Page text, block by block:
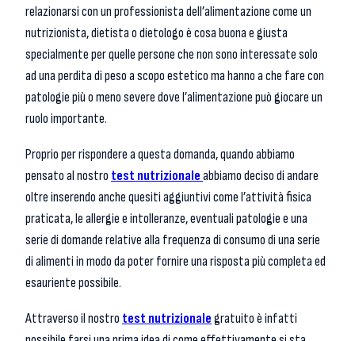
relazionarsi con un professionista dell’alimentazione come un
nutrizionista, dietista o dietologo è cosa buona e giusta
specialmente per quelle persone che non sono interessate solo
ad una perdita di peso a scopo estetico ma hanno a che fare con
patologie più o meno severe dove l’alimentazione può giocare un
ruolo importante.
Proprio per rispondere a questa domanda, quando abbiamo
pensato al nostro test nutrizionaleabbiamo deciso di andare
oltre inserendo anche quesiti aggiuntivi come l’attività fisica
praticata, le allergie e intolleranze, eventuali patologie e una
serie di domande relative alla frequenza di consumo di una serie
di alimenti in modo da poter fornire una risposta più completa ed
esauriente possibile.
Attraverso il nostro test nutrizionalegratuito è infatti